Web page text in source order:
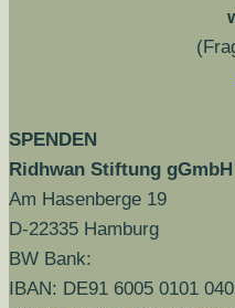
SPENDEN
Ridhwan Stiftung gGmbH
Am Hasenberge 19
D-22335 Hamburg
BW Bank:
IBAN: DE91 6005 0101